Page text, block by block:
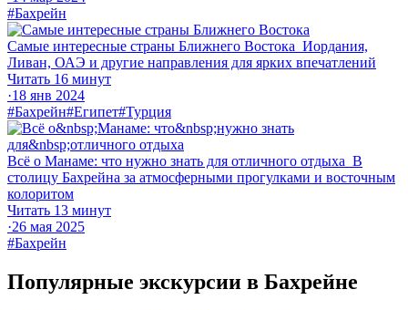
#Бахрейн
Самые интересные страны Ближнего Востока Иордания,
Ливан, ОАЭ и другие направления для ярких впечатлений
Читать 16 минут
·18 янв 2024
#Бахрейн#Египет#Турция
Всё о Манаме: что нужно знать для отличного отдыха В
столицу Бахрейна за атмосферными прогулками и восточным
колоритом
Читать 13 минут
·26 мая 2025
#Бахрейн
Популярные экскурсии в Бахрейне